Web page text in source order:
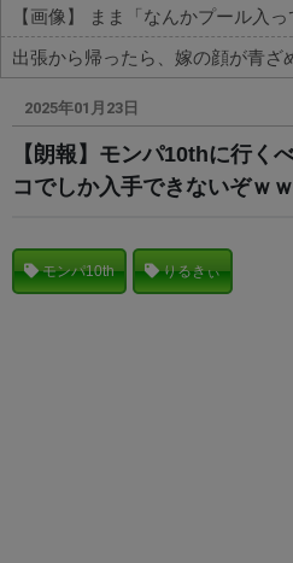
Powered by livedoor 相互RSS
2025年01月23日
【朗報】モンパ10thに行く
コでしか入手できないぞｗ
モンパ10th りるきぃ